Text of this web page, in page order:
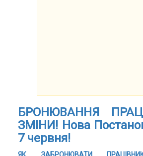
БРОНЮВАННЯ
ЗМІНИ! Нова
7 червня!